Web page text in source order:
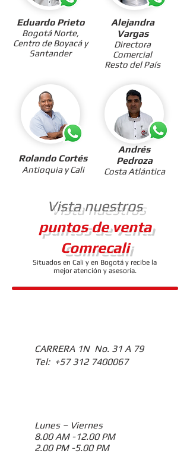
Eduardo Prieto
Bogotá Norte,
Centro de Boyacá y
Santander
Alejandra
Vargas
Directora
Comercial
Resto del País
RolandoCortés
Antioquia y Cali
Andrés
Pedroza
Costa Atlántica
Vista nuestros
puntos de venta
Comrecali
Situados en Cali y en Bogotá y recibe la
mejor atención y asesoría.
CARRERA 1N No. 31 A 79
Tel: +57 312 7400067
Lunes – Viernes
8.00 AM -12.00 PM
2.00 PM -5.00 PM